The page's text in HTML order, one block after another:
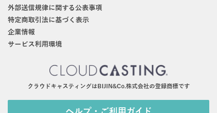
外部送信規律に関する公表事項
特定商取引法に基づく表示
企業情報
サービス利用環境
クラウドキャスティングはBIJIN&Co.株式会社の登録商標です